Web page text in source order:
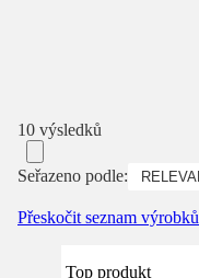
10 výsledků
Seřazeno podle:
Přeskočit seznam výrobků
Top produkt